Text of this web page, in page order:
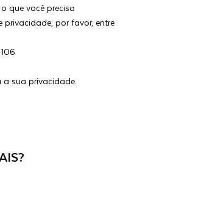
que você precisa
por favor, entre
sua privacidade.